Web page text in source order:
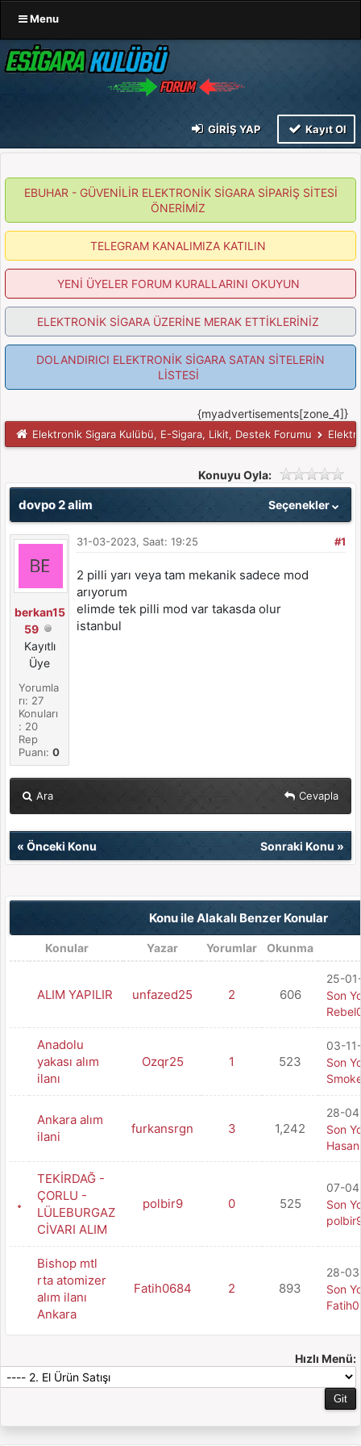
Menu
GIRIŞ YAP Kayıt Ol
EBUHAR - GÜVENİLİR ELEKTRONİK SİGARA SİPARİŞ SİTESİ
ÖNERİMİZ
TELEGRAM KANALIMIZA KATILIN
YENİ ÜYELER FORUM KURALLARINI OKUYUN
ELEKTRONİK SİGARA ÜZERİNE MERAK ETTİKLERİNİZ
DOLANDIRICI ELEKTRONİK SİGARA SATAN SİTELERİN
LİSTESİ
{myadvertisements[zone_4]}
Elektronik Sigara Kulübü, E-Sigara, Likit, Destek Forumu
Konuyu Oyla:
Seçenekler
dovpo 2 alim
berkan15
59
Kayıtlı
Üye
Yorumla
rı: 27
Konuları
: 20
Rep
Puanı:0
#1
31-03-2023, Saat: 19:25
2 pilli yarı veya tam mekanik sadece mod
arıyorum
elimde tek pilli mod var takasda olur
istanbul
Ara Cevapla
« Önceki Konu Sonraki Konu »
Konu ile Alakalı Benzer Konular
Konular Yazar Yorumlar Okunma
ALIM YAPILIR unfazed25 2 606
25-
Son
Anadolu
yakası alım
ilanı
Ozqr25 1 523
03-
Son
Ankara alım
ilani
furkansrgn 3 1,242
28-
Son
TEKİRDAĞ -
ÇORLU -
LÜLEBURGAZ
CİVARI ALIM
polbir9 0 525
07-
Son
Bishop mtl
rta atomizer
alım ilanı
Ankara
Fatih0684 2 893
28-
Son
Hızlı Menü: